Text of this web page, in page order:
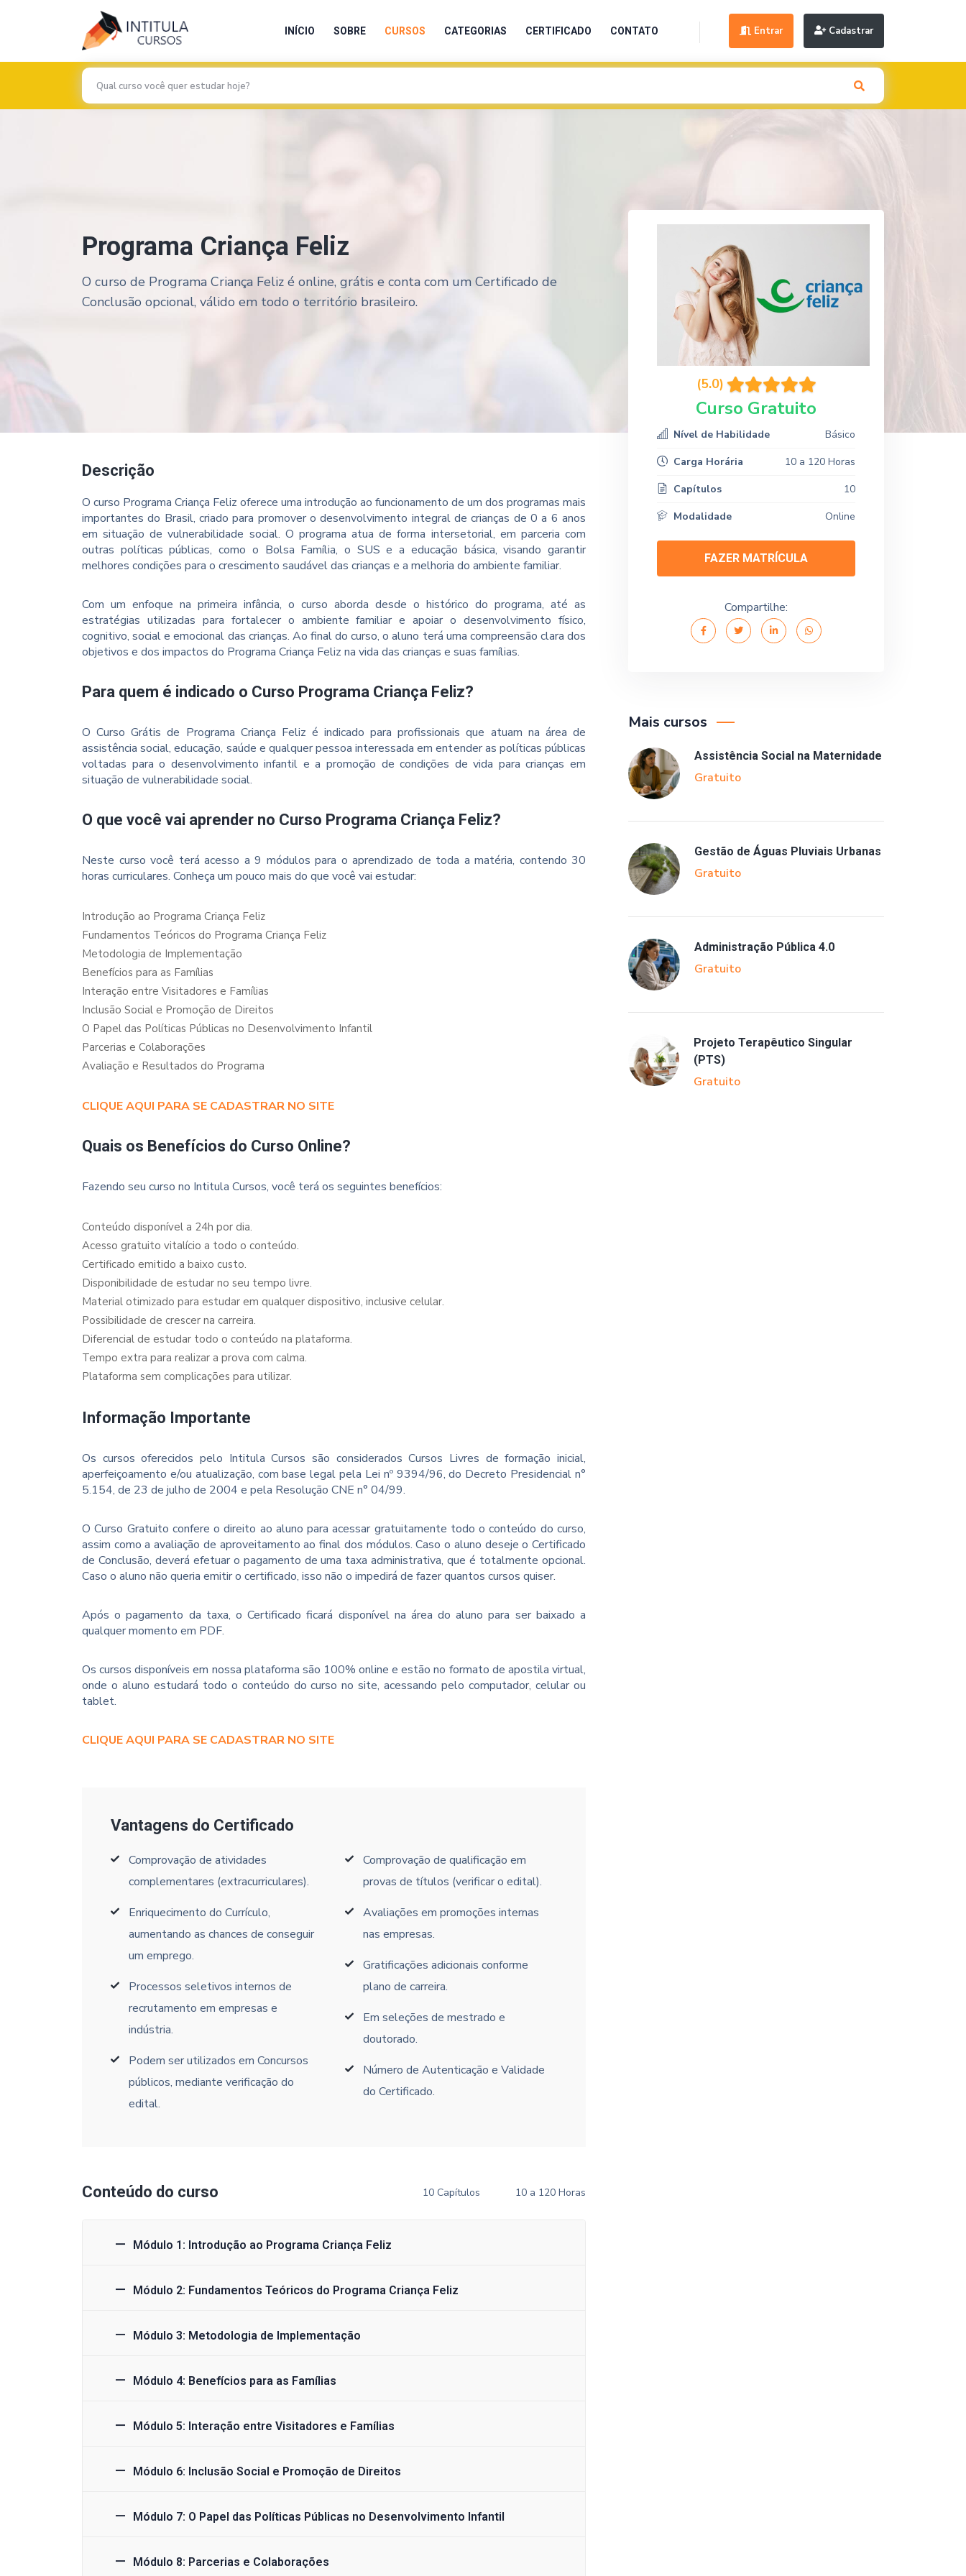
INÍCIO SOBRE CURSOS CATEGORIAS CERTIFICADO CONTATO Entrar Cadastrar
Programa Criança Feliz
O curso de Programa Criança Feliz é online, grátis e conta com um Certificado de
Conclusão opcional, válido em todo o território brasileiro.
Descrição
O curso Programa Criança Feliz oferece uma introdução ao funcionamento de um dos programas mais
importantes do Brasil, criado para promover o desenvolvimento integral de crianças de 0 a 6 anos
em situação de vulnerabilidade social. O programa atua de forma intersetorial, em parceria com
outras políticas públicas, como o Bolsa Família, o SUS e a educação básica, visando garantir
melhores condições para o crescimento saudável das crianças e a melhoria do ambiente familiar.
Com um enfoque na primeira infância, o curso aborda desde o histórico do programa, até as
estratégias utilizadas para fortalecer o ambiente familiar e apoiar o desenvolvimento físico,
cognitivo, social e emocional das crianças. Ao final do curso, o aluno terá uma compreensão clara dos
objetivos e dos impactos do Programa Criança Feliz na vida das crianças e suas famílias.
Para quem é indicado o Curso Programa Criança Feliz?
O Curso Grátis de Programa Criança Feliz é indicado para profissionais que atuam na área de
assistência social, educação, saúde e qualquer pessoa interessada em entender as políticas públicas
voltadas para o desenvolvimento infantil e a promoção de condições de vida para crianças em
situação de vulnerabilidade social.
O que você vai aprender no Curso Programa Criança Feliz?
Neste curso você terá acesso a 9 módulos para o aprendizado de toda a matéria, contendo 30
horas curriculares. Conheça um pouco mais do que você vai estudar:
Introdução ao Programa Criança Feliz
Fundamentos Teóricos do Programa Criança Feliz
Metodologia de Implementação
Benefícios para as Famílias
Interação entre Visitadores e Famílias
Inclusão Social e Promoção de Direitos
O Papel das Políticas Públicas no Desenvolvimento Infantil
Parcerias e Colaborações
Avaliação e Resultados do Programa
CLIQUE AQUI PARA SE CADASTRAR NO SITE
Quais os Benefícios do Curso Online?
Fazendo seu curso no Intitula Cursos, você terá os seguintes benefícios:
Conteúdo disponível a 24h por dia.
Acesso gratuito vitalício a todo o conteúdo.
Certificado emitido a baixo custo.
Disponibilidade de estudar no seu tempo livre.
Material otimizado para estudar em qualquer dispositivo, inclusive celular.
Possibilidade de crescer na carreira.
Diferencial de estudar todo o conteúdo na plataforma.
Tempo extra para realizar a prova com calma.
Plataforma sem complicações para utilizar.
Informação Importante
Os cursos oferecidos pelo Intitula Cursos são considerados Cursos Livres de formação inicial,
aperfeiçoamento e/ou atualização, com base legal pela Lei nº 9394/96, do Decreto Presidencial n°
5.154, de 23 de julho de 2004 e pela Resolução CNE n° 04/99.
O Curso Gratuito confere o direito ao aluno para acessar gratuitamente todo o conteúdo do curso,
assim como a avaliação de aproveitamento ao final dos módulos. Caso o aluno deseje o Certificado
de Conclusão, deverá efetuar o pagamento de uma taxa administrativa, que é totalmente opcional.
Caso o aluno não queria emitir o certificado, isso não o impedirá de fazer quantos cursos quiser.
Após o pagamento da taxa, o Certificado ficará disponível na área do aluno para ser baixado a
qualquer momento em PDF.
Os cursos disponíveis em nossa plataforma são 100% online e estão no formato de apostila virtual,
onde o aluno estudará todo o conteúdo do curso no site, acessando pelo computador, celular ou
tablet.
CLIQUE AQUI PARA SE CADASTRAR NO SITE
Vantagens do Certificado
Comprovação de atividades
complementares (extracurriculares).
Enriquecimento do Currículo,
aumentando as chances de conseguir
um emprego.
Processos seletivos internos de
recrutamento em empresas e
indústria.
Podem ser utilizados em Concursos
públicos, mediante verificação do
edital.
Comprovação de qualificação em
provas de títulos (verificar o edital).
Avaliações em promoções internas
nas empresas.
Gratificações adicionais conforme
plano de carreira.
Em seleções de mestrado e
doutorado.
Número de Autenticação e Validade
do Certificado.
Conteúdo do curso 10 Capítulos 10 a 120 Horas
Módulo 1: Introdução ao Programa Criança Feliz
Módulo 2: Fundamentos Teóricos do Programa Criança Feliz
Módulo 3: Metodologia de Implementação
Módulo 4: Benefícios para as Famílias
Módulo 5: Interação entre Visitadores e Famílias
Módulo 6: Inclusão Social e Promoção de Direitos
Módulo 7: O Papel das Políticas Públicas no Desenvolvimento Infantil
Módulo 8: Parcerias e Colaborações
(5.0)
Curso Gratuito
Nível de Habilidade
Básico
Carga Horária
10 a 120 Horas
Capítulos
10
Modalidade
Online
FAZER MATRÍCULA
Compartilhe:
Mais cursos
Assistência Social na Maternidade
Gratuito
Gestão de Águas Pluviais Urbanas
Gratuito
Administração Pública 4.0
Gratuito
Projeto Terapêutico Singular
(PTS)
Gratuito